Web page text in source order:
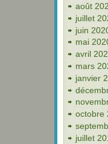
août
juillet
juin
mai
avril
mars
janvier
octobre
juillet